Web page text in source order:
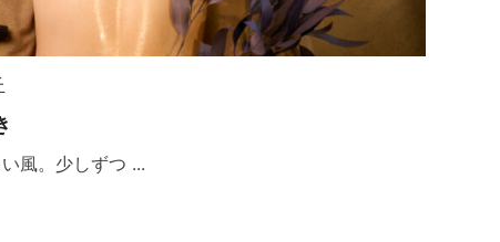
風。少しずつ ...